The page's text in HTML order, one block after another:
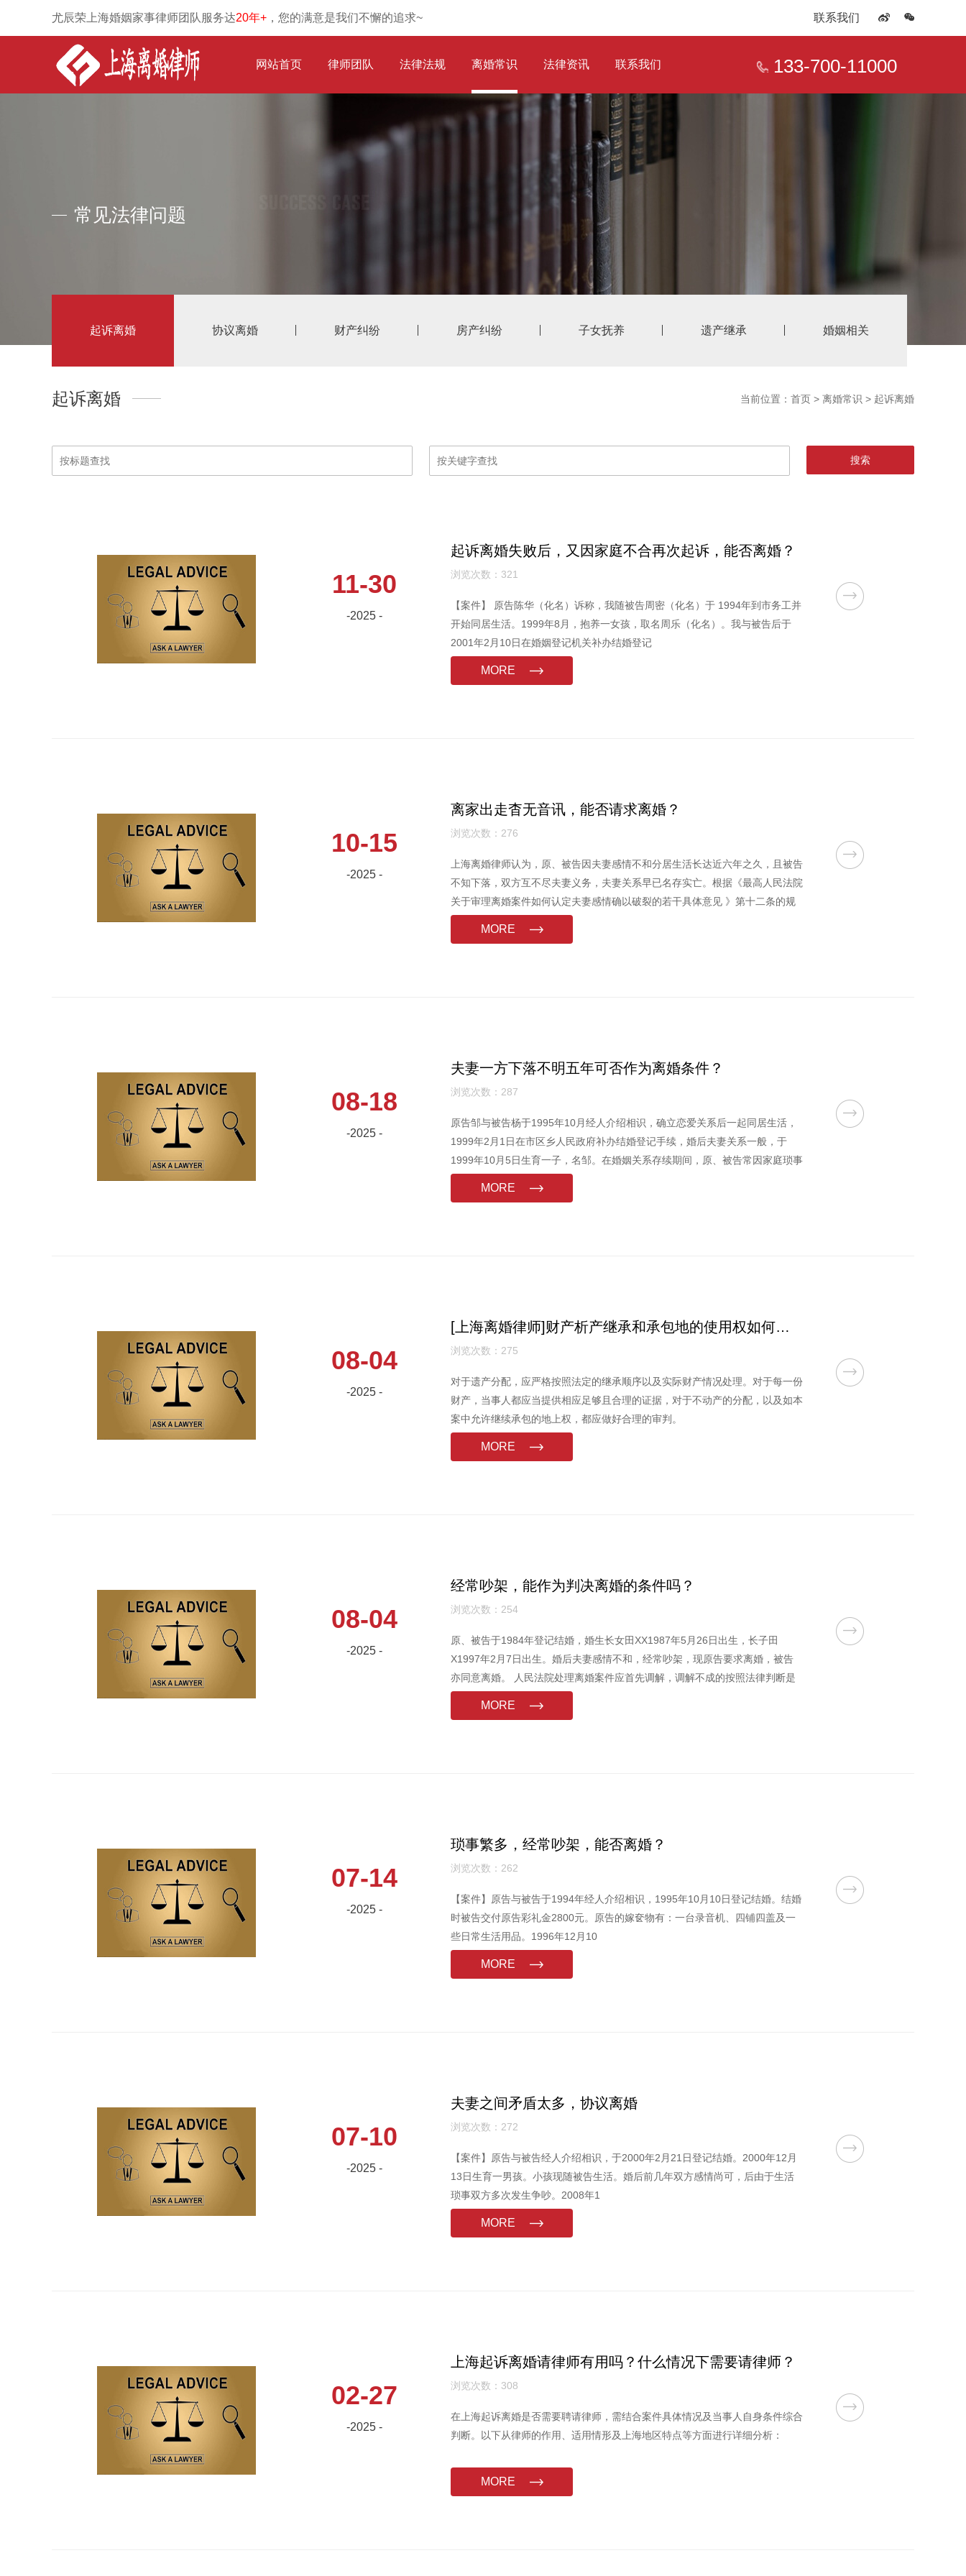
尤辰荣上海婚姻家事律师团队服务达20年+ ，您的满意是我们不懈的追求~ 联系我们
133-700-11000
网站首页 律师团队 法律法规 离婚常识 法律资讯 联系我们
常见法律问题
起诉离婚 协议离婚 财产纠纷 房产纠纷 子女抚养 遗产继承 婚姻相关
起诉离婚 当前位置： 首页 > 离婚常识 > 起诉离婚
11-30
-2025 -
起诉离婚失败后，又因家庭不合再次起诉，能否离婚？
浏览次数：321
【案件】 原告陈华（化名）诉称，我随被告周密（化名）于 1994年到市务工并
开始同居生活。1999年8月，抱养一女孩，取名周乐（化名）。我与被告后于
2001年2月10日在婚姻登记机关补办结婚登记
MORE
10-15
-2025 -
离家出走杳无音讯，能否请求离婚？
浏览次数：276
上海离婚律师认为，原、被告因夫妻感情不和分居生活长达近六年之久，且被告
不知下落，双方互不尽夫妻义务，夫妻关系早已名存实亡。根据《最高人民法院
关于审理离婚案件如何认定夫妻感情确以破裂的若干具体意见 》第十二条的规
定，一方下落不明满二年，对方起诉离婚，经公告查找确无下落的，应视为夫妻
MORE
08-18
-2025 -
夫妻一方下落不明五年可否作为离婚条件？
浏览次数：287
原告邹与被告杨于1995年10月经人介绍相识，确立恋爱关系后一起同居生活，
1999年2月1日在市区乡人民政府补办结婚登记手续，婚后夫妻关系一般，于
1999年10月5日生育一子，名邹。在婚姻关系存续期间，原、被告常因家庭琐事
发生纠纷，被告杨于2004年2月离家出走后一直不与原告联系，至今下落不明，
MORE
08-04
-2025 -
[上海离婚律师]财产析产继承和承包地的使用权如何分割
浏览次数：275
对于遗产分配，应严格按照法定的继承顺序以及实际财产情况处理。对于每一份
财产，当事人都应当提供相应足够且合理的证据，对于不动产的分配，以及如本
案中允许继续承包的地上权，都应做好合理的审判。
MORE
08-04
-2025 -
经常吵架，能作为判决离婚的条件吗？
浏览次数：254
原、被告于1984年登记结婚，婚生长女田XX1987年5月26日出生，长子田
X1997年2月7日出生。婚后夫妻感情不和，经常吵架，现原告要求离婚，被告
亦同意离婚。 人民法院处理离婚案件应首先调解，调解不成的按照法律判断是
否可以离婚。本案中夫妻之间只要加强沟通，互相理解，各自尽到对家庭的责
MORE
07-14
-2025 -
琐事繁多，经常吵架，能否离婚？
浏览次数：262
【案件】原告与被告于1994年经人介绍相识，1995年10月10日登记结婚。结婚
时被告交付原告彩礼金2800元。原告的嫁奁物有：一台录音机、四铺四盖及一
些日常生活用品。1996年12月10
MORE
07-10
-2025 -
夫妻之间矛盾太多，协议离婚
浏览次数：272
【案件】原告与被告经人介绍相识，于2000年2月21日登记结婚。2000年12月
13日生育一男孩。小孩现随被告生活。婚后前几年双方感情尚可，后由于生活
琐事双方多次发生争吵。2008年1
MORE
02-27
-2025 -
上海起诉离婚请律师有用吗？什么情况下需要请律师？
浏览次数：308
在上海起诉离婚是否需要聘请律师，需结合案件具体情况及当事人自身条件综合
判断。以下从律师的作用、适用情形及上海地区特点等方面进行详细分析：
一、律师在离婚诉讼中的核心作用
MORE